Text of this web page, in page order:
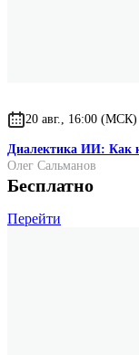
20 авг., 16:00 (МСК)
Диалектика ИИ: Как
Олег Сальманов
Бесплатно
Перейти